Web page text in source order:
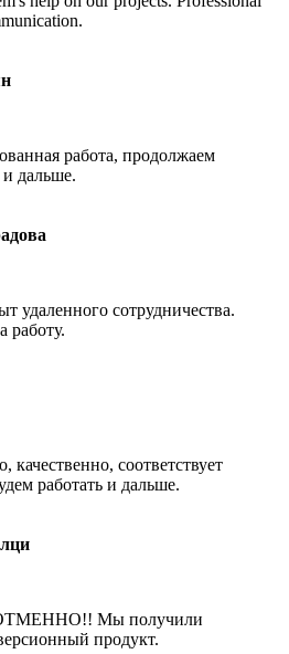
работа, продолжаем
и дальше.
удаленного сотрудничества.
работу.
качественно, соответствует
работать и дальше.
ОТМЕННО!! Мы получили
продукт.